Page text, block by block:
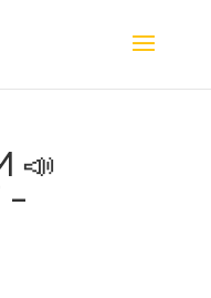
📣
–